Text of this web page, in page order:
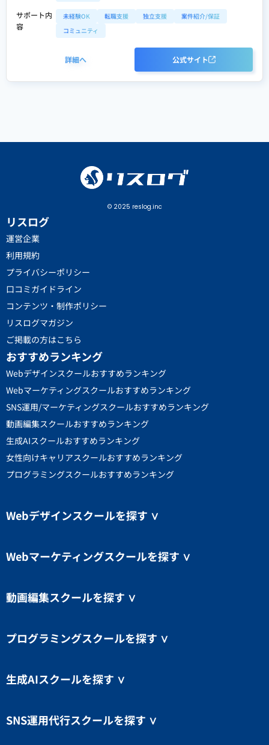
サポート内
容
未経験OK 転職支援 独立支援
案件紹介/保証
コミュニティ
詳細へ 公式サイト
© 2025 reslog.inc
リスログ
運営企業
利用規約
プライバシーポリシー
口コミガイドライン
コンテンツ・制作ポリシー
リスログマガジン
ご掲載の方はこちら
おすすめランキング
Webデザインスクールおすすめランキング
Webマーケティングスクールおすすめランキング
SNS運用/マーケティングスクールおすすめランキング
動画編集スクールおすすめランキング
生成AIスクールおすすめランキング
女性向けキャリアスクールおすすめランキング
プログラミングスクールおすすめランキング
Webデザインスクールを探す ∨
Webマーケティングスクールを探す ∨
動画編集スクールを探す ∨
プログラミングスクールを探す ∨
生成AIスクールを探す ∨
SNS運用代行スクールを探す ∨